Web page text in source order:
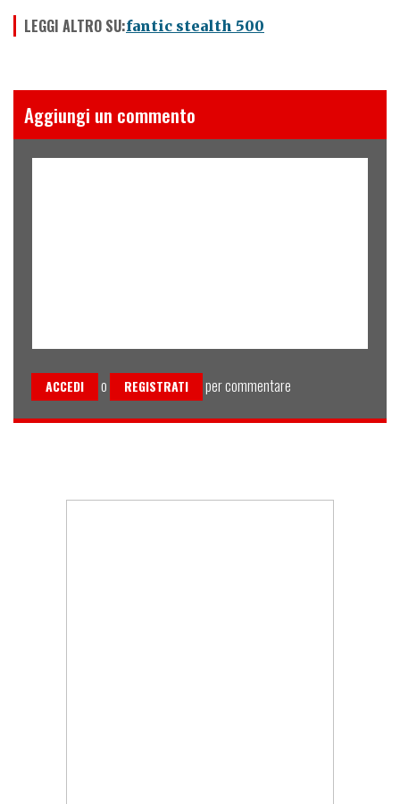
LEGGI ALTRO SU:fantic stealth 500
Aggiungi un commento
ACCEDI o REGISTRATI per commentare